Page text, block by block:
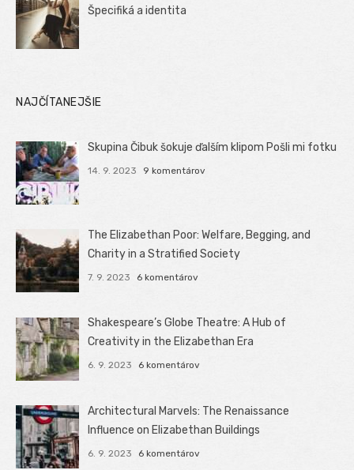
Špecifiká a identita
NAJČÍTANEJŠIE
Skupina Čibuk šokuje ďalším klipom Pošli mi fotku
14. 9. 2023 9 komentárov
The Elizabethan Poor: Welfare, Begging, and
Charity in a Stratified Society
7. 9. 2023 6 komentárov
Shakespeare’s Globe Theatre: A Hub of
Creativity in the Elizabethan Era
6. 9. 2023 6 komentárov
Architectural Marvels: The Renaissance
Influence on Elizabethan Buildings
6. 9. 2023 6 komentárov